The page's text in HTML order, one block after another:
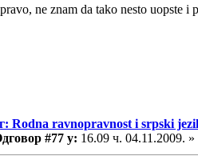
ne znam da tako nesto uopste
Rodna ravnopravnost i srpski
#77 у: 16.09 ч. 04.11.2009. »